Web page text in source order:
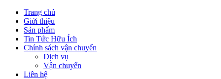
Trang chủ
Giới thiệu
Sản phẩm
Tin Tức Hữu Ích
Chính sách vận chuyển
Dịch vụ
Vận chuyển
Liên hệ